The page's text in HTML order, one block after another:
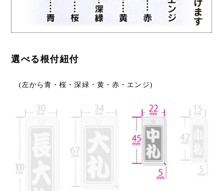
選べる根付紐付
(左から青・桜・深緑・黄・赤・エンジ)